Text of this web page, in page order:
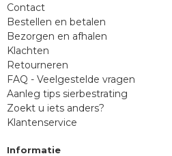
Contact
Bestellen en betalen
Bezorgen en afhalen
Klachten
Retourneren
FAQ - Veelgestelde vragen
Aanleg tips sierbestrating
Zoekt u iets anders?
Klantenservice
Informatie